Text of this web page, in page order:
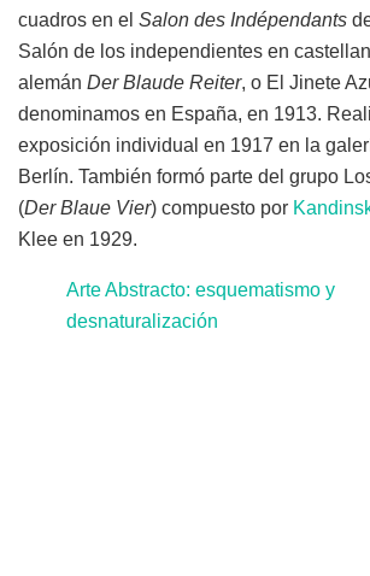
cuadros en el Salon des Indépendants
Salón de los independientes en
alemán Der Blaude Reiter, o El Jinete
denominamos en España, en 1913.
exposición individual en 1917 en la
Berlín. También formó parte del grupo
(Der Blaue Vier) compuesto por
Klee en 1929.
Arte Abstracto: esquematismo y
desnaturalización